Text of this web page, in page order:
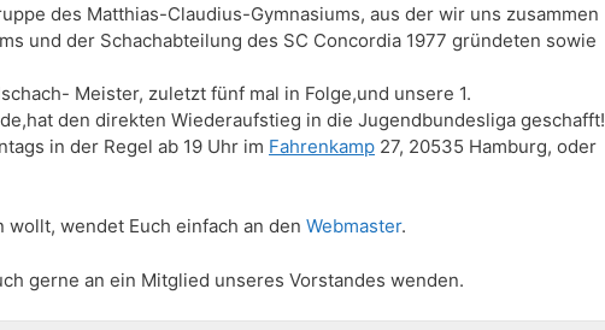
des Matthias-Claudius-Gymnasiums, aus der wir uns zusammen
und der Schachabteilung des SC Concordia 1977 gründeten sowie
Meister, zuletzt fünf mal in Folge,und unsere 1.
den direkten Wiederaufstieg in die Jugendbundesliga geschafft!
in der Regel ab 19 Uhr im Fahrenkamp 27, 20535 Hamburg, oder
wendet Euch einfach an den Webmaster.
gerne an ein Mitglied unseres Vorstandes wenden.